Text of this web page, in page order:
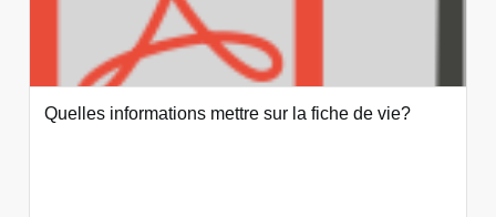
Quelles informations mettre sur la fiche de vie?